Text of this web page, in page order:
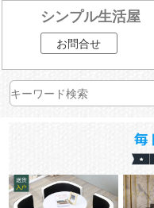
シンプル生活屋
お問合せ